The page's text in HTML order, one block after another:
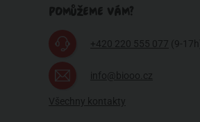
POMŮŽEME VÁM?
+420 220 555 077 (9-
info@biooo.cz
Všechny kontakty